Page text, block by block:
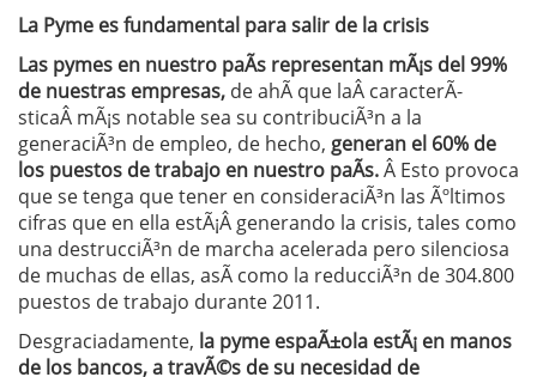
La Pyme es fundamental para salir de la crisis
Las pymes en nuestro paÃ­s representan mÃ¡s del 99%
de nuestras empresas, de ahÃ­ que laÂ caracterÃ­
sticaÂ mÃ¡s notable sea su contribuciÃ³n a la
generaciÃ³n de empleo, de hecho, generan el 60% de
los puestos de trabajo en nuestro paÃ­s.Â Esto provoca
que se tenga que tener en consideraciÃ³n las Ãºltimos
cifras que en ella estÃ¡Â generando la crisis, tales como
una destrucciÃ³n de marcha acelerada pero silenciosa
de muchas de ellas, asÃ­ como la reducciÃ³n de 304.800
puestos de trabajo durante 2011.
Desgraciadamente, la pyme espaÃ±ola estÃ¡ en manos
de los bancos, a travÃ©s de su necesidad de